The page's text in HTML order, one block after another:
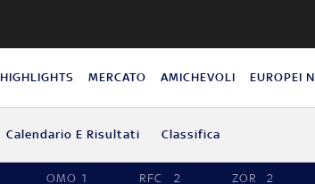
HIGHLIGHTS MERCATO AMICHEVOLI EUROPEI
Calendario E Risultati Classifica
OMO 1
RFC
2
ZOR
2